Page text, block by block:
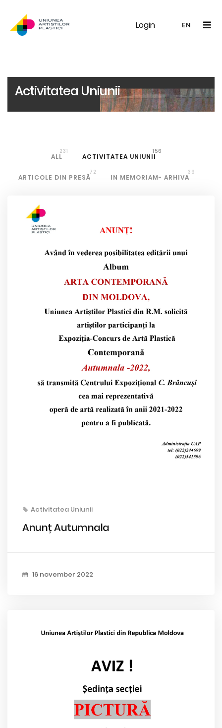
Login EN
UAP Galerie Noutăți
Activitatea Uniunii
ALL
231
ACTIVITATEA UNIUNII
156
ARTICOLE DIN PRESĂ
72
IN MEMORIAM- ARHIVA
39
Activitatea Uniunii
Anunț Autumnala
16 november 2022